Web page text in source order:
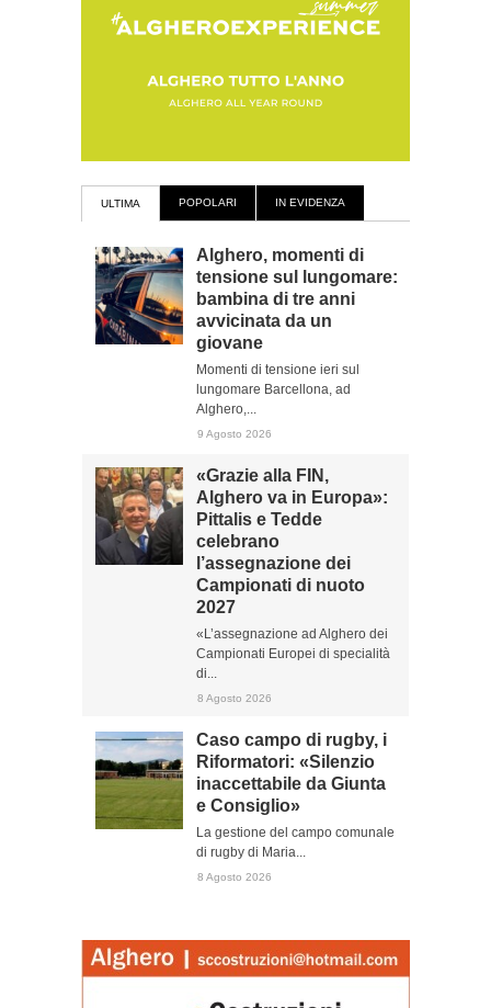
ULTIMA POPOLARI IN EVIDENZA
Alghero, momenti di
tensione sul lungomare:
bambina di tre anni
avvicinata da un
giovane
Momenti di tensione ieri sul
lungomare Barcellona, ad
Alghero,...
9 Agosto 2026
«Grazie alla FIN,
Alghero va in Europa»:
Pittalis e Tedde
celebrano
l’assegnazione dei
Campionati di nuoto
2027
«L’assegnazione ad Alghero dei
Campionati Europei di specialità
di...
8 Agosto 2026
Caso campo di rugby, i
Riformatori: «Silenzio
inaccettabile da Giunta
e Consiglio»
La gestione del campo comunale
di rugby di Maria...
8 Agosto 2026